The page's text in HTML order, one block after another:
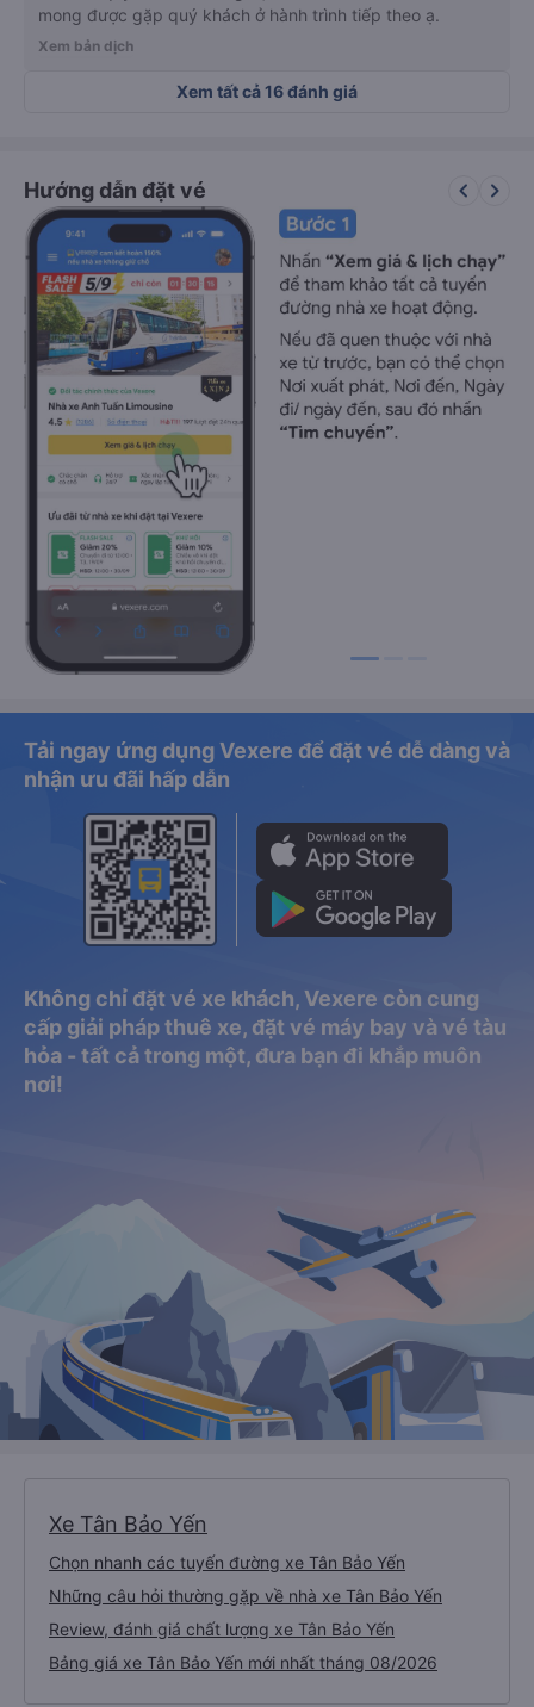
mong được gặp quý khách ở hành trình tiếp theo ạ.
Xem bản dịch
Xem tất cả 16 đánh giá
Hướng dẫn đặt vé keyboard_arrow_left keyboard_arrow_right
Tải ngay ứng dụng Vexere để đặt vé dễ dàng và
nhận ưu đãi hấp dẫn
Không chỉ đặt vé xe khách, Vexere còn cung
cấp giải pháp thuê xe, đặt vé máy bay và vé tàu
hỏa - tất cả trong một, đưa bạn đi khắp muôn
nơi!
Xe Tân Bảo Yến
Chọn nhanh các tuyến đường xe Tân Bảo Yến
Những câu hỏi thường gặp về nhà xe Tân Bảo Yến
Review, đánh giá chất lượng xe Tân Bảo Yến
Bảng giá xe Tân Bảo Yến mới nhất tháng 08/2026